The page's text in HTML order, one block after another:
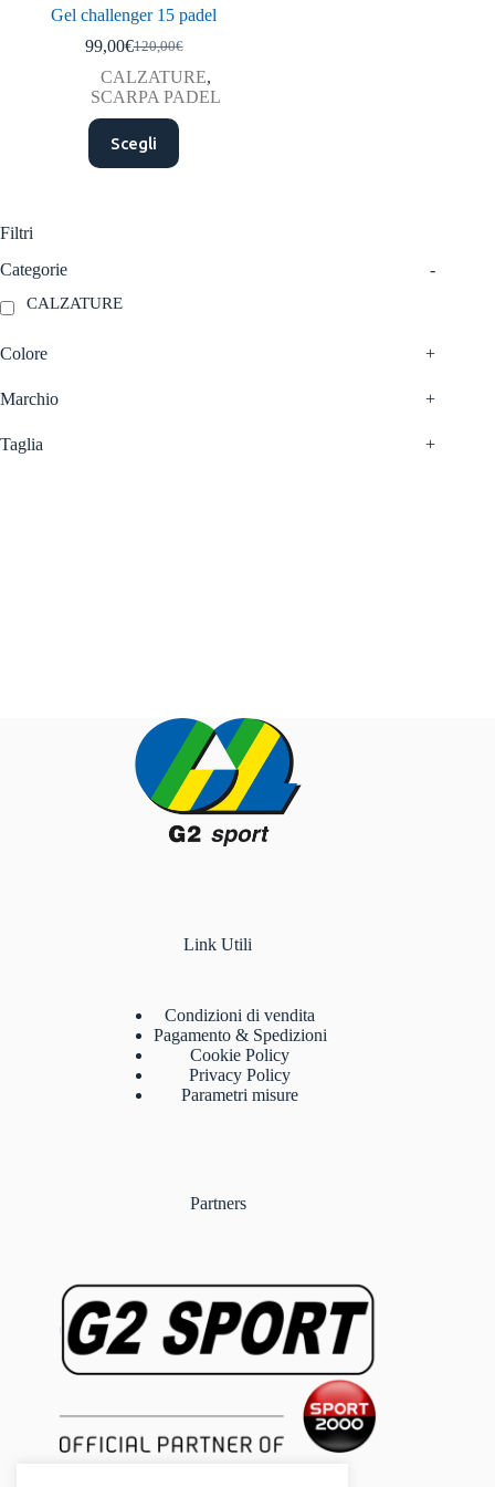
Gel challenger 15 padel
120,00€
Il
prezzo
originale
era:
120,00€.
99,00€Il
prezzo
attuale
è:
99,00€.
CALZATURE,
SCARPA PADEL
Scegli
Questo
prodotto
ha
Filtri
Categorie
-
CALZATURE
Colore +
Marchio +
Taglia +
Link Utili
Condizioni di vendita
Pagamento & Spedizioni
Cookie Policy
Privacy Policy
Parametri misure
Partners